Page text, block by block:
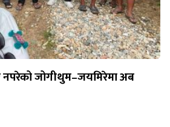
नपरेको जोगीथुम–जयमिरेमा अब